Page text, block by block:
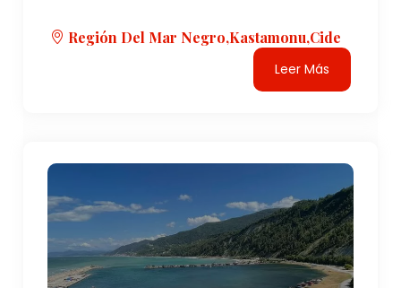
Región Del Mar Negro,Kastamonu,cide
Leer Más